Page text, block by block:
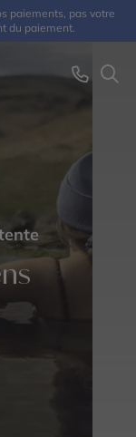
paiements, pas votre
du paiement.